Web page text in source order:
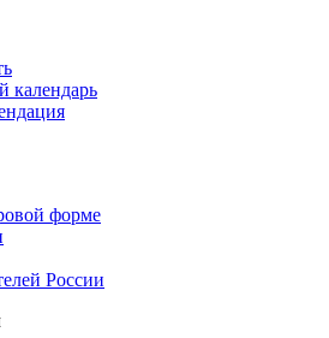
календарь
форме
России